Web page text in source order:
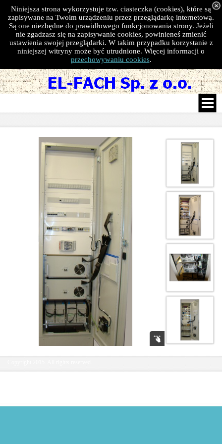
Niniejsza strona wykorzystuje tzw. ciasteczka (cookies), które są
zapisywane na Twoim urządzeniu przez przeglądarkę internetową.
Są one niezbędne do prawidłowego funkcjonowania strony. Jeżeli
nie zgadzasz się na zapisywanie cookies, powinieneś zmienić
ustawienia swojej przeglądarki. W takim przypadku korzystanie z
niniejszej witryny może być utrudnione. Więcej informacji o
przechowywaniu cookies.